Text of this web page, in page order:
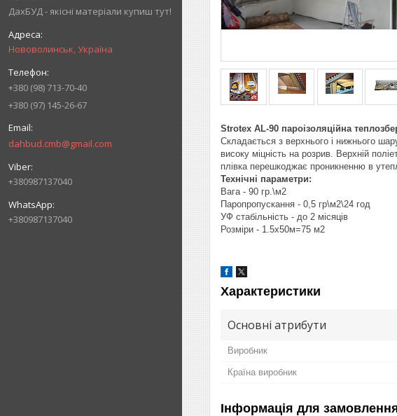
ДахБУД - якісні матеріали купиш тут!
Нововолинськ, Україна
+380 (98) 713-70-40
+380 (97) 145-26-67
dahbud.cmb@gmail.com
+380987137040
+380987137040
Strotex AL-90 пароізоляційна
Cкладається з верхнього і нижнього
високу міцність на розрив. Верхній
плівка перешкоджає проникненню в
Технічні параметри:
Вага - 90 гр.\м2
Паропропускання - 0,5 гр\м2\24 год
УФ стабільність - до 2 місяців
Розміри - 1.5х50м=75 м2
Характеристики
Основні атрибути
Виробник
Країна виробник
Інформація для